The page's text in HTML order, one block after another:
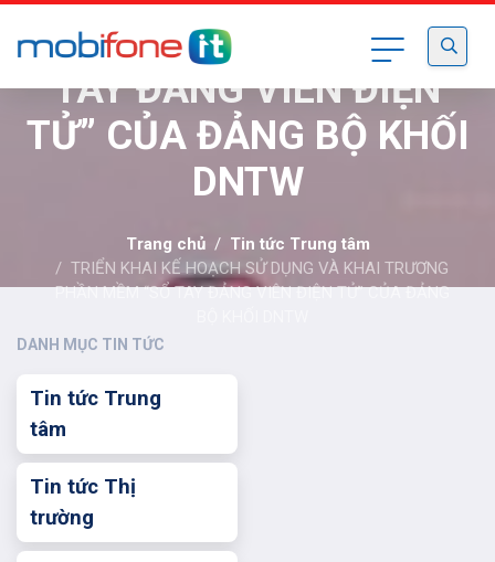
TRƯƠNG PHẦN MỀM “SỔ
TAY ĐẢNG VIÊN ĐIỆN
TỬ” CỦA ĐẢNG BỘ KHỐI
DNTW
Trang chủ
Tin tức Trung tâm
TRIỂN KHAI KẾ HOẠCH SỬ DỤNG VÀ KHAI TRƯƠNG
PHẦN MỀM “SỔ TAY ĐẢNG VIÊN ĐIỆN TỬ” CỦA ĐẢNG
DANH MỤC TIN TỨC
Tin tức Trung
tâm
Tin tức Thị
trường